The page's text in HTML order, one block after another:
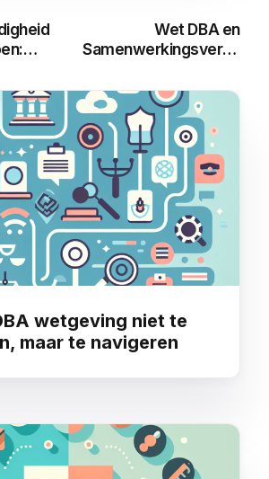
Wet DBA en
like
wetgeving niet te
maar te navigeren